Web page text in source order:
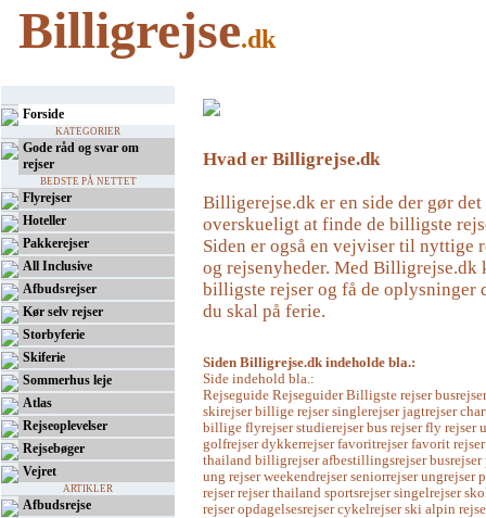
Billigrejse.dk
Forside
KATEGORIER
Gode råd og svar om
rejser
BEDSTE PÅ NETTET
Flyrejser
Hoteller
Pakkerejser
All Inclusive
Afbudsrejser
Kør selv rejser
Storbyferie
Skiferie
Sommerhus leje
Atlas
Rejseoplevelser
Rejsebøger
Vejret
ARTIKLER
Afbudsrejse
Hvad er Billigrejse.dk
Billigerejse.dk er en side der gør det
overskueligt at finde de billigste
Siden er også en vejviser til nyttige
og rejsenyheder. Med Billigrejse.dk
billigste rejser og få de oplysninger
du skal på ferie.
Siden Billigrejse.dk indeholde bla.:
Side indehold bla.:
Rejseguide Rejseguider Billigste rejser
skirejser billige rejser singlerejser jagtrejser
billige flyrejser studierejser bus rejser fly rejser
golfrejser dykkerrejser favoritrejser favorit
thailand billigrejser afbestillingsrejser busrejser
ung rejser weekendrejser seniorrejser ungrejser
rejser rejser thailand sportsrejser singelrejser
rejser opdagelsesrejser cykelrejser ski alpin